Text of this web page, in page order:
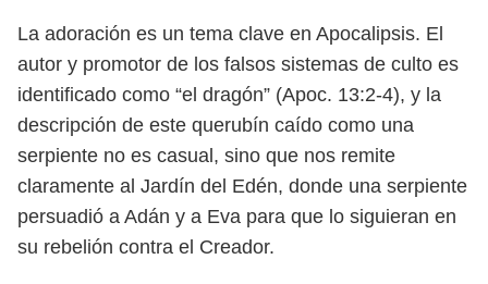
La adoración es un tema clave en Apocalipsis. El
autor y promotor de los falsos sistemas de culto es
identificado como “el dragón” (Apoc. 13:2-4), y la
descripción de este querubín caído como una
serpiente no es casual, sino que nos remite
claramente al Jardín del Edén, donde una serpiente
persuadió a Adán y a Eva para que lo siguieran en
su rebelión contra el Creador.